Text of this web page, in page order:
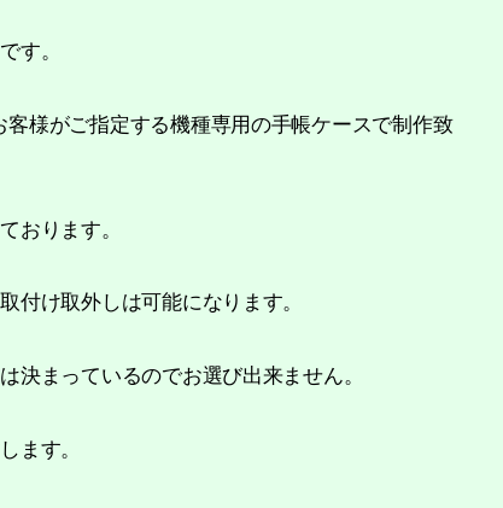
す。
様がご指定する機種専用の手帳ケースで制作致
おります。
付け取外しは可能になります。
決まっているのでお選び出来ません。
ます。